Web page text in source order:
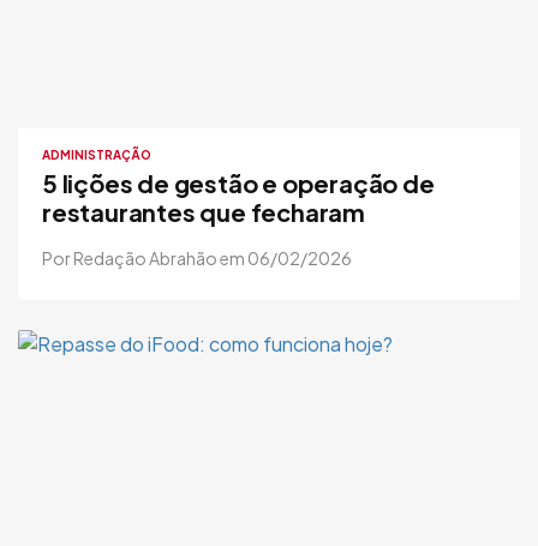
ADMINISTRAÇÃO
5 lições de gestão e operação de
restaurantes que fecharam
Por Redação Abrahão em 06/02/2026